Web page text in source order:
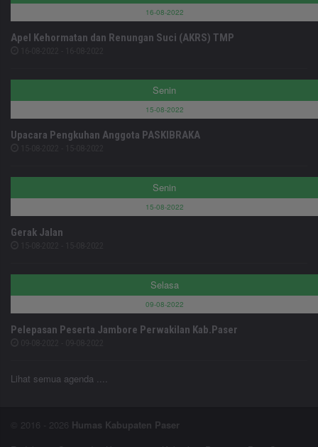
16-08-2022
Apel Kehormatan dan Renungan Suci (AKRS) TMP
Senin
15-08-2022
Upacara Pengkuhan Anggota PASKIBRAKA
Senin
15-08-2022
Gerak Jalan
Selasa
09-08-2022
Pelepasan Peserta Jambore Perwakilan Kab.Paser
Lihat semua agenda ....
© 2016 - 2026 Humas Kabupaten Paser